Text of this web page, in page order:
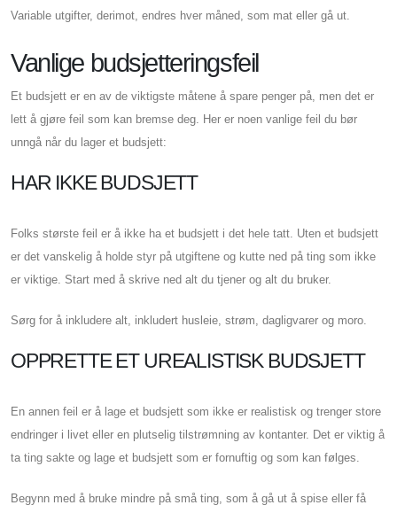
Variable utgifter, derimot, endres hver måned, som mat eller gå ut.
Vanlige budsjetteringsfeil
Et budsjett er en av de viktigste måtene å spare penger på, men det er
lett å gjøre feil som kan bremse deg. Her er noen vanlige feil du bør
unngå når du lager et budsjett:
HAR IKKE BUDSJETT
Folks største feil er å ikke ha et budsjett i det hele tatt. Uten et budsjett
er det vanskelig å holde styr på utgiftene og kutte ned på ting som ikke
er viktige. Start med å skrive ned alt du tjener og alt du bruker.
Sørg for å inkludere alt, inkludert husleie, strøm, dagligvarer og moro.
OPPRETTE ET UREALISTISK BUDSJETT
En annen feil er å lage et budsjett som ikke er realistisk og trenger store
endringer i livet eller en plutselig tilstrømning av kontanter. Det er viktig å
ta ting sakte og lage et budsjett som er fornuftig og som kan følges.
Begynn med å bruke mindre på små ting, som å gå ut å spise eller få